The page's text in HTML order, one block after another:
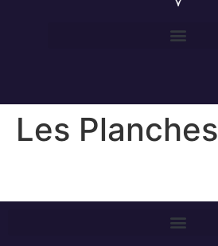
Les Planches